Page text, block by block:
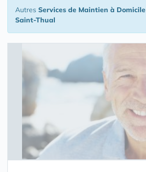
Autres Services de Maintien à Domicile
Saint-Thual